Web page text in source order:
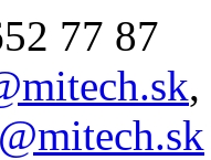
77 87
,